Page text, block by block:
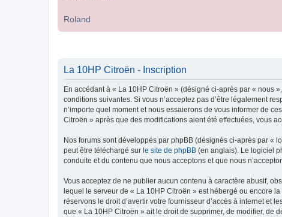
Roland
La 10HP Citroën - Inscription
En accédant à « La 10HP Citroën » (désigné ci-après par « nous
conditions suivantes. Si vous n’acceptez pas d’être légalement
n’importe quel moment et nous essaierons de vous informer de
Citroën » après que des modifications aient été effectuées, vous
Nos forums sont développés par phpBB (désignés ci-après par «
peut être téléchargé sur le site de phpBB (en anglais). Le logiciel
conduite et du contenu que nous acceptons et que nous
Vous acceptez de ne publier aucun contenu à caractère abusif,
lequel le serveur de « La 10HP Citroën » est hébergé ou encore
réservons le droit d’avertir votre fournisseur d’accès à internet et
que « La 10HP Citroën » ait le droit de supprimer, de modifier, de